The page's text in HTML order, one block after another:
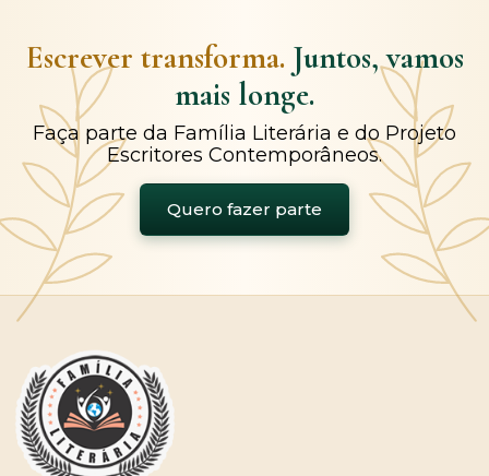
Escrever transforma. Juntos, vamos
mais longe.
Faça parte da Família Literária e do Projeto
Escritores Contemporâneos.
Quero fazer parte